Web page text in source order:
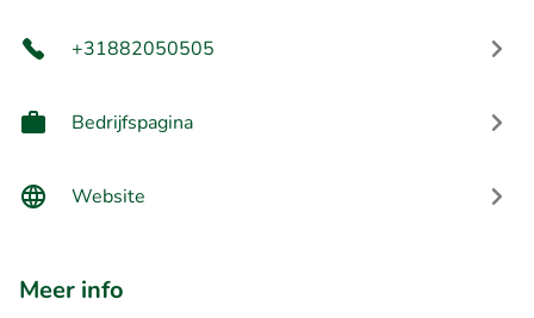
+31882050505
Bedrijfspagina
Website
Meer info